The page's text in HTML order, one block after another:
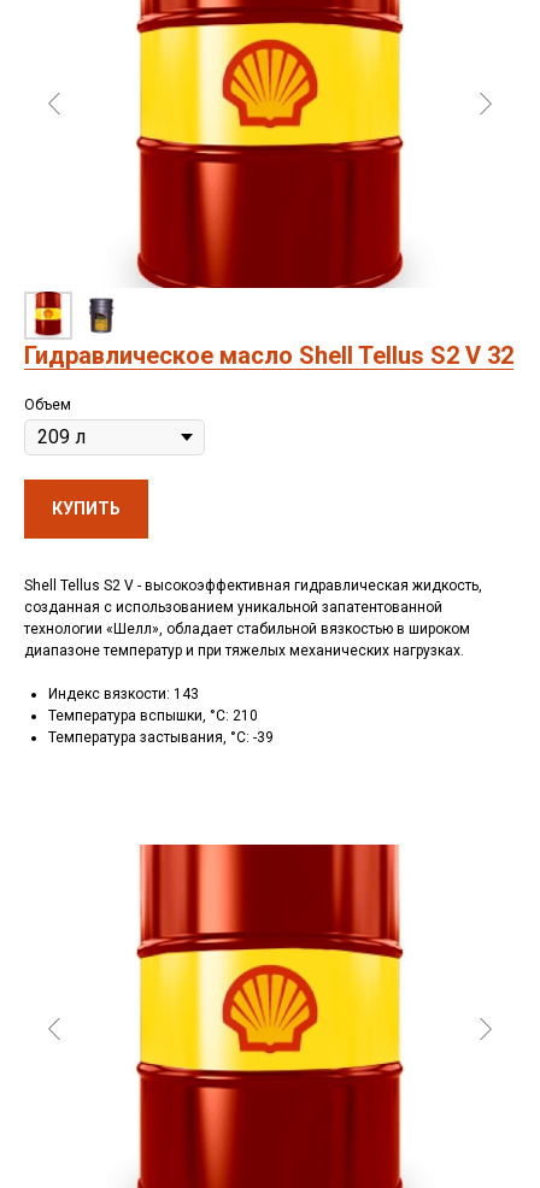
Гидравлическое масло Shell Tellus S2 V 32
Объем
КУПИТЬ
Shell Tellus S2 V - высокоэффективная гидравлическая жидкость,
созданная с использованием уникальной запатентованной
технологии «Шелл», обладает стабильной вязкостью в широком
диапазоне температур и при тяжелых механических нагрузках.
Индекс вязкости: 143
Температура вспышки, °C: 210
Температура застывания, °C: -39